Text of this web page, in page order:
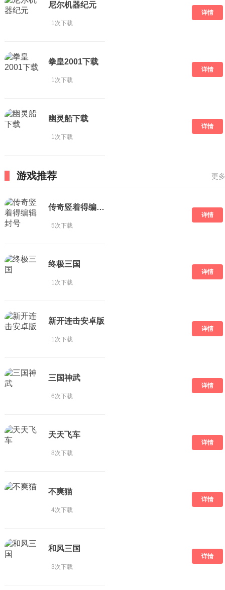
尼尔机器纪元
1次下载
详情
拳皇2001下载
1次下载
详情
幽灵船下载
1次下载
详情
游戏推荐 更
传奇竖着得编辑封号
5次下载
详情
终极三国
1次下载
详情
新开连击安卓版
1次下载
详情
三国神武
6次下载
详情
天天飞车
8次下载
详情
不爽猫
4次下载
详情
和风三国
3次下载
详情